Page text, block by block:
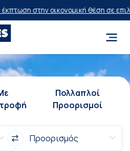
θέση σε επιλεγμένα
Πολλαπλοί
Προορισμοί